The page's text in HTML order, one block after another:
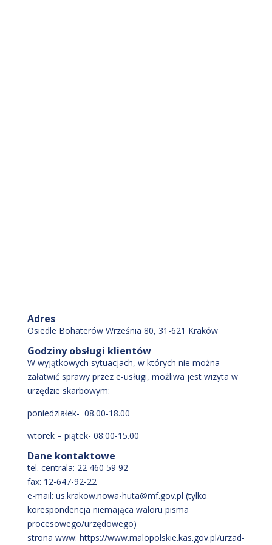
Adres
Osiedle Bohaterów Września 80, 31-621 Kraków
Godziny obsługi klientów
W wyjątkowych sytuacjach, w których nie można
załatwić sprawy przez e-usługi, możliwa jest wizyta w
urzędzie skarbowym:
poniedziałek- 08.00-18.00
wtorek – piątek- 08:00-15.00
Dane kontaktowe
tel. centrala: 22 460 59 92
fax: 12-647-92-22
e-mail: us.krakow.nowa-huta@mf.gov.pl (tylko
korespondencja niemająca waloru pisma
procesowego/urzędowego)
strona www: https://www.malopolskie.kas.gov.pl/urzad-